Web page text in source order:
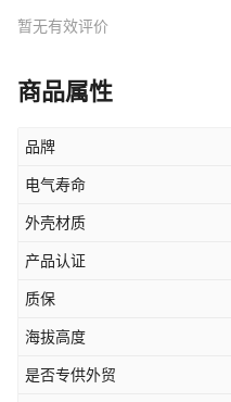
暂无有效评价
商品属性
品牌
电气寿命
外壳材质
产品认证
质保
海拔高度
是否专供外贸